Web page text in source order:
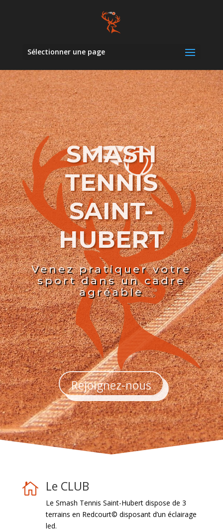
Sélectionner une page
SMASH
TENNIS
SAINT-
HUBERT
Venez pratiquer votre
sport dans un cadre
agréable
Rejoignez-nous
 Le CLUB
Le Smash Tennis Saint-Hubert dispose de 3
terrains en Redcourt© disposant d’un éclairage
led.